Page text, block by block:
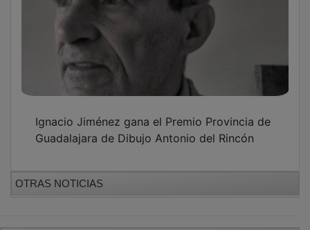
Guadalajara de Dibujo Antonio del Rincón
OTRAS NOTICIAS